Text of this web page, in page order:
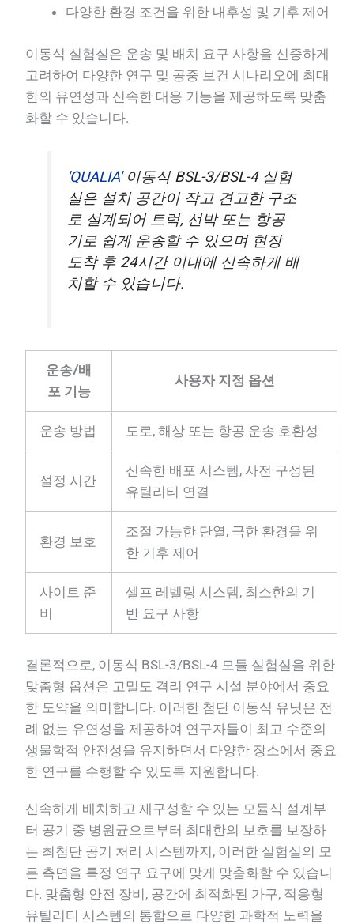
다양한 환경 조건을 위한 내후성 및 기후 제어
이동식 실험실은 운송 및 배치 요구 사항을 신중하게
고려하여 다양한 연구 및 공중 보건 시나리오에 최대
한의 유연성과 신속한 대응 기능을 제공하도록 맞춤
화할 수 있습니다.
'QUALIA'이동식 BSL-3/BSL-4 실험
실은 설치 공간이 작고 견고한 구조
로 설계되어 트럭, 선박 또는 항공
기로 쉽게 운송할 수 있으며 현장
도착 후 24시간 이내에 신속하게 배
치할 수 있습니다.
운송/배
포 기능
사용자 지정 옵션
운송 방법 도로, 해상 또는 항공 운송 호환성
설정 시간
신속한 배포 시스템, 사전 구성된
유틸리티 연결
환경 보호
조절 가능한 단열, 극한 환경을 위
한 기후 제어
사이트 준
비
셀프 레벨링 시스템, 최소한의 기
반 요구 사항
결론적으로, 이동식 BSL-3/BSL-4 모듈 실험실을 위한
맞춤형 옵션은 고밀도 격리 연구 시설 분야에서 중요
한 도약을 의미합니다. 이러한 첨단 이동식 유닛은 전
례 없는 유연성을 제공하여 연구자들이 최고 수준의
생물학적 안전성을 유지하면서 다양한 장소에서 중요
한 연구를 수행할 수 있도록 지원합니다.
신속하게 배치하고 재구성할 수 있는 모듈식 설계부
터 공기 중 병원균으로부터 최대한의 보호를 보장하
는 최첨단 공기 처리 시스템까지, 이러한 실험실의 모
든 측면을 특정 연구 요구에 맞게 맞춤화할 수 있습니
다. 맞춤형 안전 장비, 공간에 최적화된 가구, 적응형
유틸리티 시스템의 통합으로 다양한 과학적 노력을